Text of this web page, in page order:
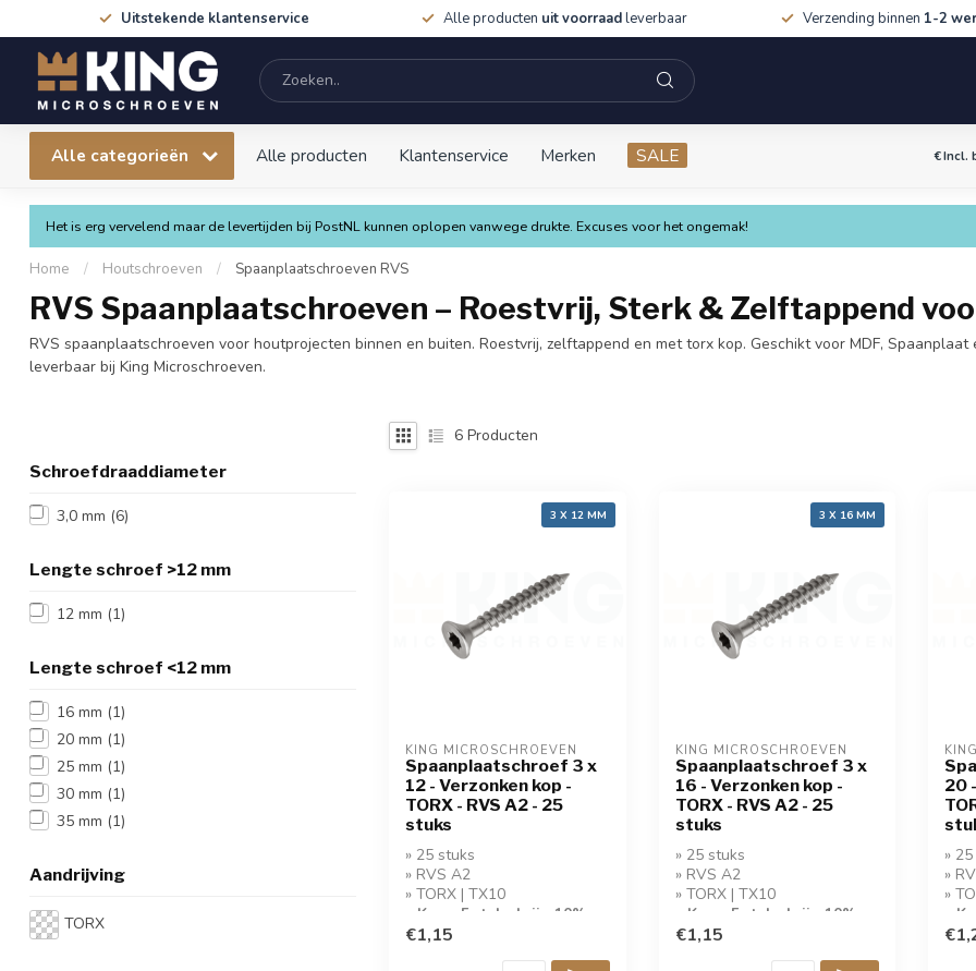
Uitstekende klantenservice Alle producten uit voorraadleverbaar Verzending binnen 1-2
Alle categorieën Alle producten Klantenservice Merken SALE €Incl.
Het is erg vervelend maar de levertijden bij PostNL kunnen oplopen vanwege drukte. Excuses voor het ongemak!
Home / Houtschroeven / Spaanplaatschroeven RVS
RVS Spaanplaatschroeven – Roestvrij, Sterk & Zelftappend
RVS spaanplaatschroeven voor houtprojecten binnen en buiten. Roestvrij, zelftappend en met torx kop. Geschikt voor MDF,
leverbaar bij King Microschroeven.
Schroefdraaddiameter
3,0 mm (6)
Lengte schroef >12 mm
12 mm (1)
Lengte schroef <12 mm
16 mm (1)
20 mm (1)
25 mm (1)
30 mm (1)
35 mm (1)
Aandrijving
TORX
6 Producten
3 X 12 MM
KING MICROSCHROEVEN
Spaanplaatschroef 3 x
12 - Verzonken kop -
TORX - RVS A2 - 25
stuks
» 25 stuks
» RVS A2
» TORX | TX10
» Koop 5 stuks krijg 10%
korting!
€1,15
3 X 16 MM
KING MICROSCHROEVEN
Spaanplaatschroef 3 x
16 - Verzonken kop -
TORX - RVS A2 - 25
stuks
» 25 stuks
» RVS A2
» TORX | TX10
» Koop 5 stuks krijg 10%
korting!
€1,15
20
»
»
»
»